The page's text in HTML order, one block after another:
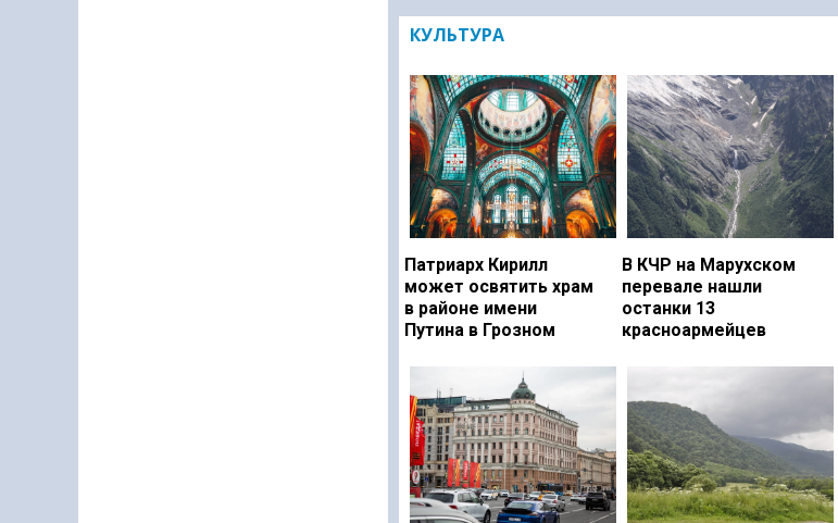
КУЛЬТУРА
Патриарх Кирилл
может освятить храм
в районе имени
Путина в Грозном
В КЧР на Марухском
перевале нашли
останки 13
красноармейцев